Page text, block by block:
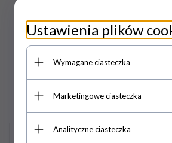
5 175,23PLN/ 4
207,50
PLN*
20
26
Promocja
Ustawienia plików
Wymagane ciasteczka
Marketingowe ciasteczka
Analityczne ciasteczka